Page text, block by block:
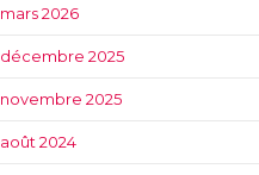
mars 2026
décembre 2025
novembre 2025
août 2024